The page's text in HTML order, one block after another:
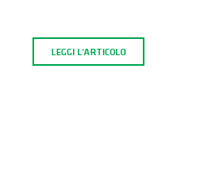
LEGGI L'ARTICOLO